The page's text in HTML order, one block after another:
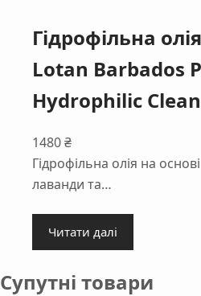
Гідрофільна
Lotan Barbados
Hydrophilic
1480₴
Гідрофільна олія на
лаванди та…
Читати далі
Супутні товари